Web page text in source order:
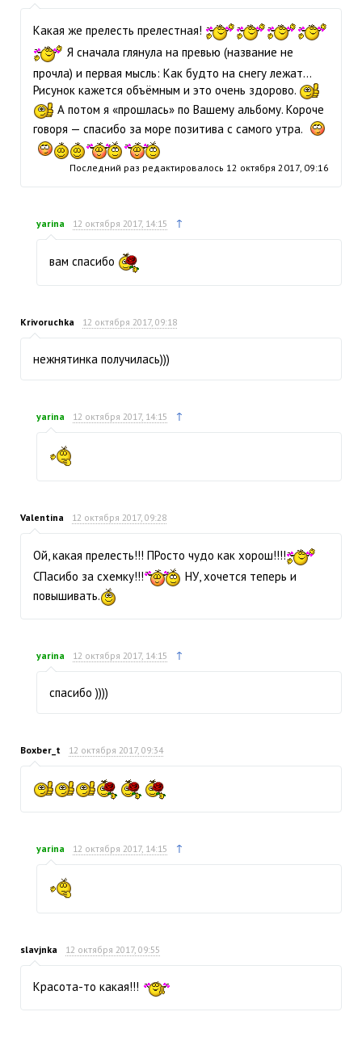
Какая же прелесть прелестная!
Я сначала глянула на превью (название не
прочла) и первая мысль: Как будто на снегу лежат…
Рисунок кажется объёмным и это очень здорово.
А потом я «прошлась» по Вашему альбому. Короче
говоря — спасибо за море позитива с самого утра.
Последний раз редактировалось 12 октября 2017, 09:16
yarina 12 октября 2017, 14:15 ↑
вам спасибо
Krivoruchka 12 октября 2017, 09:18
нежнятинка получилась)))
yarina 12 октября 2017, 14:15 ↑
Valentina 12 октября 2017, 09:28
Ой, какая прелесть!!! ПРосто чудо как хорош!!!!
СПасибо за схемку!!!
НУ, хочется теперь и
повышивать.
yarina 12 октября 2017, 14:15 ↑
спасибо ))))
Boxber_t 12 октября 2017, 09:34
yarina 12 октября 2017, 14:15 ↑
slavjnka 12 октября 2017, 09:55
Красота-то какая!!!